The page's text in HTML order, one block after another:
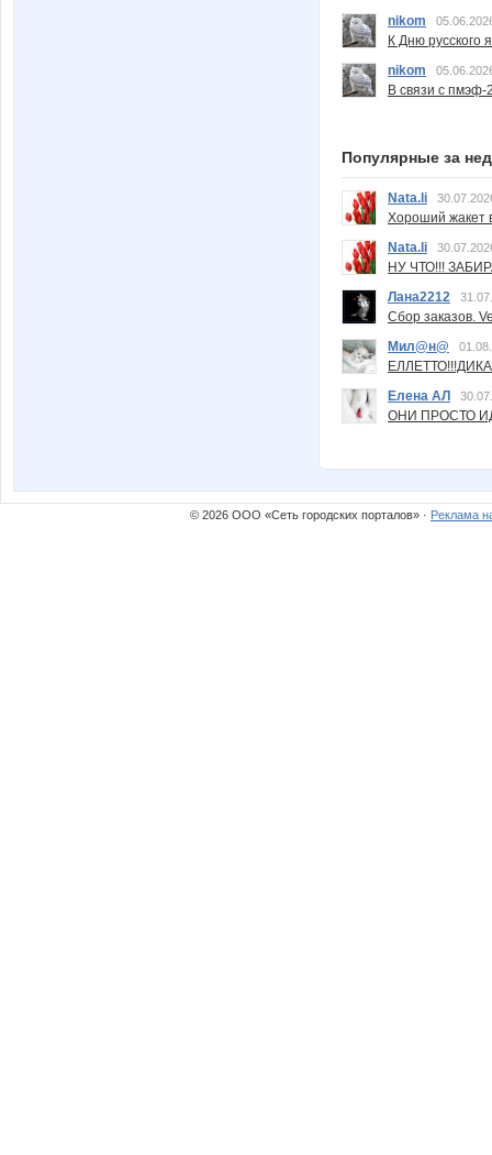
nikom
К Дню русского
nikom
В связи с пмэф-
Популярные за
Nata.li
Хороший жакет
Nata.li
НУ ЧТО!!!
Лана2212
Сбор заказов.
Мил@н@
Елена АЛ
ОНИ ПРОСТО
© 2026 ООО «Сеть городских порталов» · Реклама